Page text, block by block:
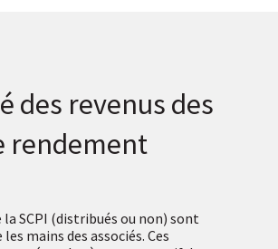
des revenus des
rendement
la SCPI (distribués ou non) sont
mains des associés. Ces